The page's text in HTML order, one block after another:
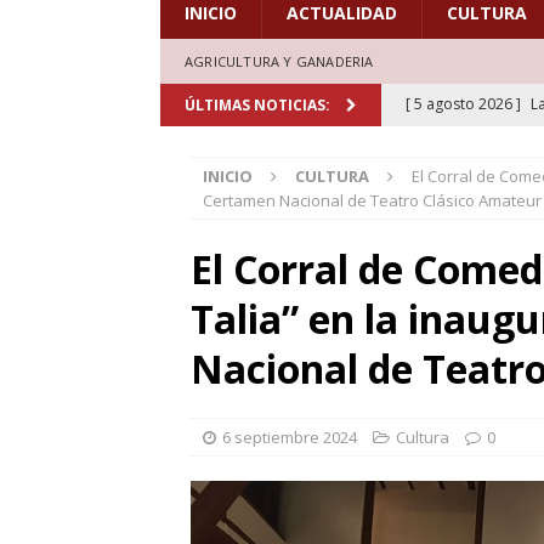
INICIO ACTUALIDAD CULTURA
AGRICULTURA Y GANADERIA
ÚLTIMAS NOTICIAS: [ 5 agosto 2026 ]
[ 5 agosto 2026 ]
[ 4 agosto 2026 ]
30 años de
[ 4 agosto 2026 ]
[ 5 agosto 2026 ]
DEPORTES
INICIO CULTURA
El Corral de
Certamen Nacional de Teatro Clásico Amateur
El Corral de
Talia” en la
Nacional de
6 septiembre 2024 Cultura 0